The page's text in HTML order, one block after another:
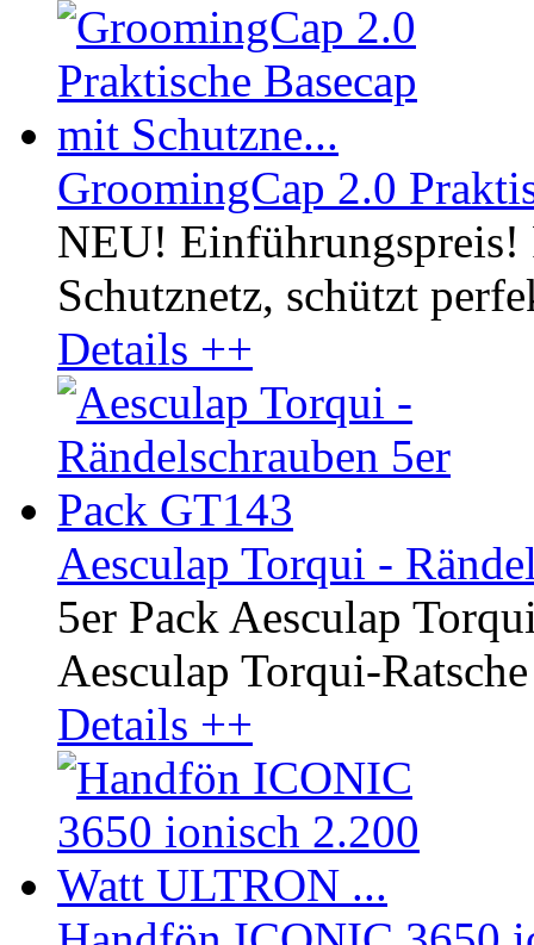
GroomingCap 2.0
NEU! Einführungspreis!
Schutznetz, schützt
Details ++
Aesculap Torqui -
5er Pack Aesculap
Aesculap Torqui-
Details ++